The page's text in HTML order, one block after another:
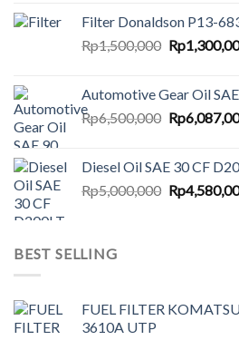
Filter Donaldson P13-
Rp1,500,000 Original
Rp
Automotive Gear Oil
Rp6,500,000 Original
Rp
Diesel Oil SAE 30 CF
Rp5,000,000 Original
Rp
BEST SELLING
FUEL FILTER
3610A UTP